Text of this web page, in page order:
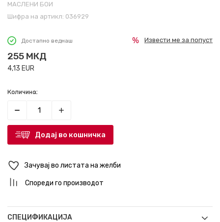
МАСЛЕНИ БОИ
Шифра на артикл: 036929
Достапно веднаш
255 МКД
4,13 EUR
Извести ме за попуст
Количина:
Додај во кошничка
Зачувај во листата на желби
Спореди го производот
СПЕЦИФИКАЦИЈА